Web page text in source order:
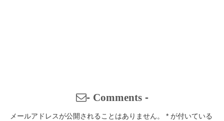
- Comments-
メールアドレスが公開されることはありません。 * が付いている